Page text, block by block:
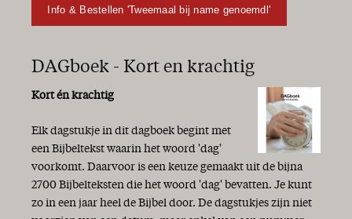
Info & Bestellen 'Tweemaal bij name genoemdl'
DAGboek - Kort en krachtig
Kort én krachtig
Elk dagstukje in dit dagboek begint met
een Bijbeltekst waarin het woord 'dag'
voorkomt. Daarvoor is een keuze gemaakt uit de bijna
2700 Bijbelteksten die het woord 'dag' bevatten. Je kunt
zo in een jaar heel de Bijbel door. De dagstukjes zijn niet